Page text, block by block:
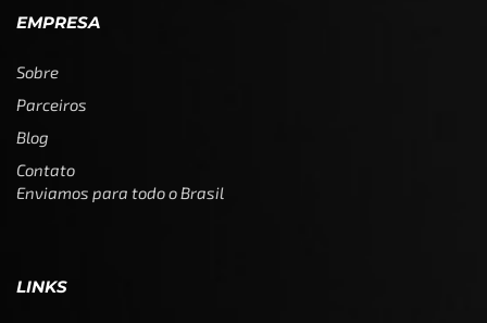
EMPRESA
Sobre
Parceiros
Blog
Contato
Enviamos para todo o Brasil
LINKS